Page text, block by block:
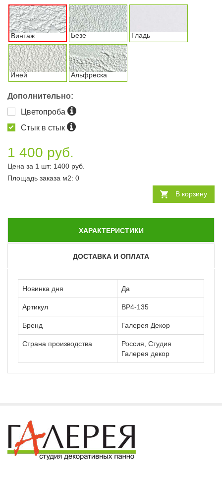
Винтаж Безе Гладь
Иней Альфреска
Дополнительно:
Цветопроба
Стык в стык
1 400 руб.
Цена за 1 шт: 1400 руб.
Площадь заказа м2: 0
В корзину
ХАРАКТЕРИСТИКИ
ДОСТАВКА И ОПЛАТА
Новинка дня Да
Артикул ВР4-135
Бренд Галерея Декор
Страна производства
Россия, Студия
Галерея декор